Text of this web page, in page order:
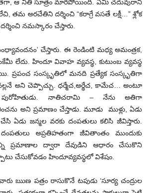
ఆ నీతి సూత్రం మారిపోయింది. ఏమి చదువురాని
తమ అరచేతిని దర్శించి “కరాగ్రే వసతే లక్షీ…” శ్లోక
నమస్కారం చేస్తారు.
చేస్తారు. ఈ రెండింటి మధ్య అమంత్రక,
లేదు. హిందూ వివాహ వ్యవస్థ, కుటుంబ వ్యవస్థ
ప్రపంచ సంస్కృతిలో మనది ప్రత్యేక సంస్కృతిగా
అని చెప్పొచ్చు. ధర్మేచ,అర్థేచ, కామేచ… అంటూ
పురోహితుడు. నాతిచరామి – నేను అతిగా
అని ప్రమాణం చేస్తాడు. మూడు ముళ్లు, ఏడు
ఏడు జన్మల వరకు దంపతులు కలిసి జీవిస్తారు.
అప్రతిహతంగా జీవితాంతం ముందుకు
ప్రమాణాల ద్వారా దేవుడిని ఆధారం చేసుకొని
చేసుకోవడం హిందూవ్యవస్థలో విశేషం.
వారు ఋణ పత్రం రాసుకొనే టపుడు ‘సూర్య చంద్రుల